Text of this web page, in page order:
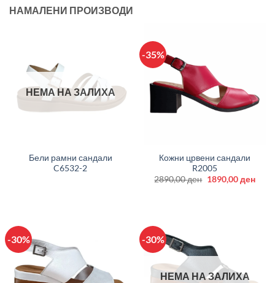
НАМАЛЕНИ ПРОИЗВОДИ
НЕМА НА ЗАЛИХА
Бели рамни сандали
C6532-2
-35%
Кожни црвени сандали
R2005
2890,00ден Original
1890,00ден
-30% -30%
НЕМА НА ЗАЛИХА